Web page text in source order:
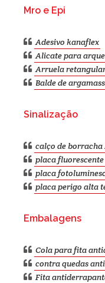
Mro e Epi
Adesivo kanaflex
Alicate para
Arruela
Balde de
Sinalização
calço de borracha
placa fluorescente
placa
placa perigo alta
Embalagens
Cola para fita
contra quedas
Fita